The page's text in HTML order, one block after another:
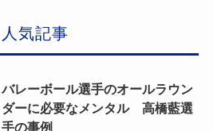
人気記事
バレーボール選手のオールラウン
ダーに必要なメンタル 高橋藍選
手の事例